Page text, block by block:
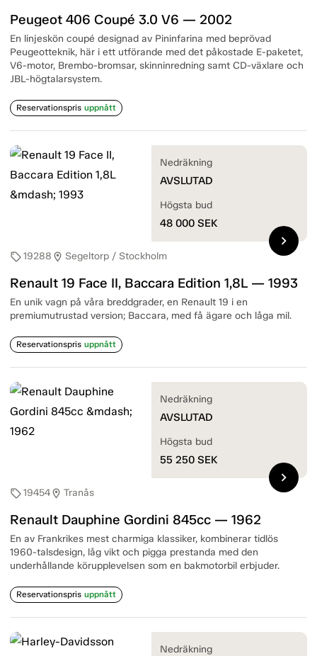
Peugeot 406 Coupé 3.0 V6 — 2002
En linjeskön coupé designad av Pininfarina med beprövad
Peugeotteknik, här i ett utförande med det påkostade E-paketet,
V6-motor, Brembo-bromsar, skinninredning samt CD-växlare och
JBL-högtalarsystem.
Reservationspris uppnått
sell19288 location_on Segeltorp / Stockholm
Renault 19 Face II, Baccara Edition 1,8L — 1993
En unik vagn på våra breddgrader, en Renault 19 i en
premiumutrustad version; Baccara, med få ägare och låga mil.
Reservationspris uppnått
Nedräkning
AVSLUTAD
Högsta bud
48 000 SEK
chevron_right
sell19454location_on Tranås
Renault Dauphine Gordini 845cc — 1962
En av Frankrikes mest charmiga klassiker, kombinerar tidlös
1960-talsdesign, låg vikt och pigga prestanda med den
underhållande körupplevelsen som en bakmotorbil erbjuder.
Reservationspris uppnått
Nedräkning
AVSLUTAD
Högsta bud
55 250 SEK
chevron_right
Nedräkning